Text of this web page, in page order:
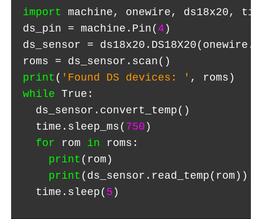
import
machine, onewire, ds18x20,
ds_pin = machine.Pin( 4 )
ds_sensor =
roms = ds_sensor.scan()
print ( 'Found DS devices: ' , roms)
while True:
ds_sensor.convert_temp()
time.sleep_ms( 750 )
for
rom in
roms:
print (rom)
print (ds_sensor.read_temp(rom))
time.sleep( 5 )